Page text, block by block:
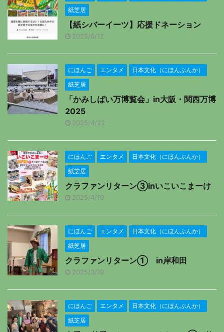
紙芝居
【紙シバーイーツ】応援ドネーション
2025/6/12
にほんご エンタメ
日本文化（にほんぶんか）
紙芝居
「かみしばい万博覧会」in大阪・関西万博
2025
2025/4/22
にほんご エンタメ
日本文化（にほんぶんか）
紙芝居
クラファンリターン③inいこいこまーけ
2025/4/19
にほんご エンタメ
日本文化（にほんぶんか）
紙芝居
クラファンリターン① in岸和田
2025/3/19
にほんご エンタメ
日本文化（にほんぶんか）
紙芝居